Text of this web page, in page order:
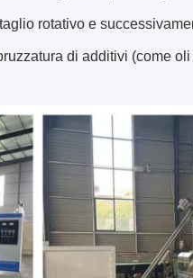
rotativo e
di additivi (come oli